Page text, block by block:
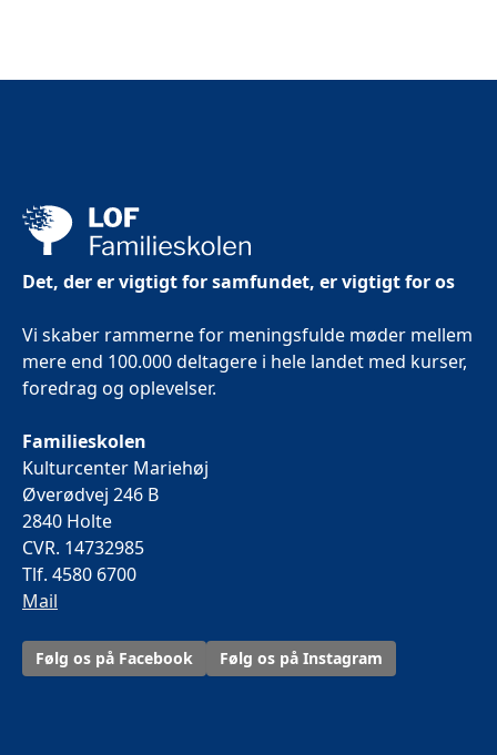
Det, der er vigtigt for samfundet, er vigtigt for os
Vi skaber rammerne for meningsfulde møder mellem
mere end 100.000 deltagere i hele landet med kurser,
foredrag og oplevelser.
Familieskolen
Kulturcenter Mariehøj
Øverødvej 246 B
2840 Holte
CVR. 14732985
Tlf. 4580 6700
Mail
Følg os på Facebook Følg os på Instagram